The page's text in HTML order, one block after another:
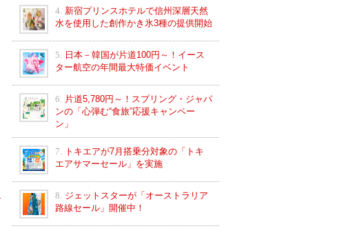
4. 新宿プリンスホテルで信州深層天然
水を使用した創作かき氷3種の提供開始
5.
日本－韓国が片道100円～！イース
ター航空の年間最大特価イベント
6.
片道5,780円～！スプリング・ジャパ
ンの「心弾む“食旅”応援キャンペー
ン」
7.
トキエアが7月搭乗分対象の「トキ
エアサマーセール」を実施
8. ジェットスターが「オーストラリア
路線セール」開催中！